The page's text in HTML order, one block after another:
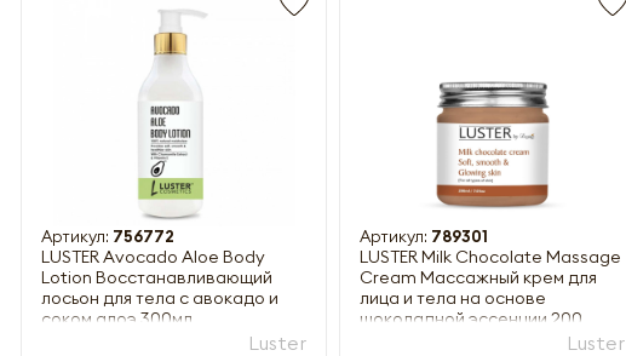
Артикул: 756772
LUSTER Avocado Aloe Body
Lotion Восстанавливающий
лосьон для тела с авокадо и
соком алоэ 300мл
Luster
Артикул: 789301
LUSTER Milk Chocolate Massage
Cream Массажный крем для
лица и тела на основе
шоколадной эссенции 200
Luster